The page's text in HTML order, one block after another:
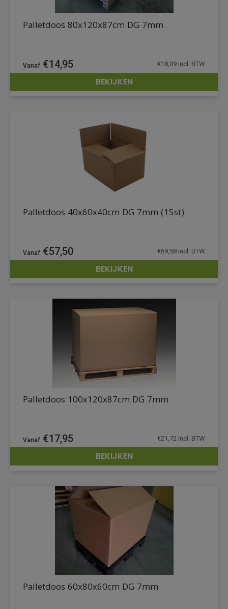
DETAILS
Palletdoos 80x120x87cm DG 7mm
€14,95 €18,09 incl. BTW
BEKIJKEN
DETAILS
Palletdoos 40x60x40cm DG 7mm (15st)
€57,50 €69,58 incl. BTW
BEKIJKEN
DETAILS
Palletdoos 100x120x87cm DG 7mm
€17,95 €21,72 incl. BTW
BEKIJKEN
Palletdoos 60x80x60cm DG 7mm